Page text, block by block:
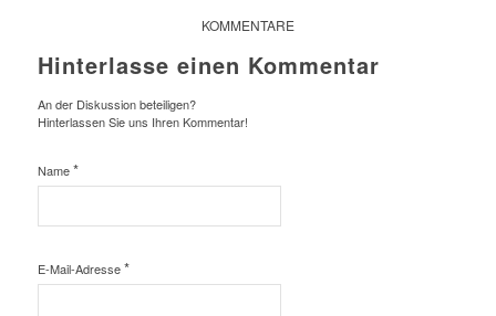
KOMMENTARE
Hinterlasse einen Kommentar
An der Diskussion beteiligen?
Hinterlassen Sie uns Ihren Kommentar!
Name*
E-Mail-Adresse*